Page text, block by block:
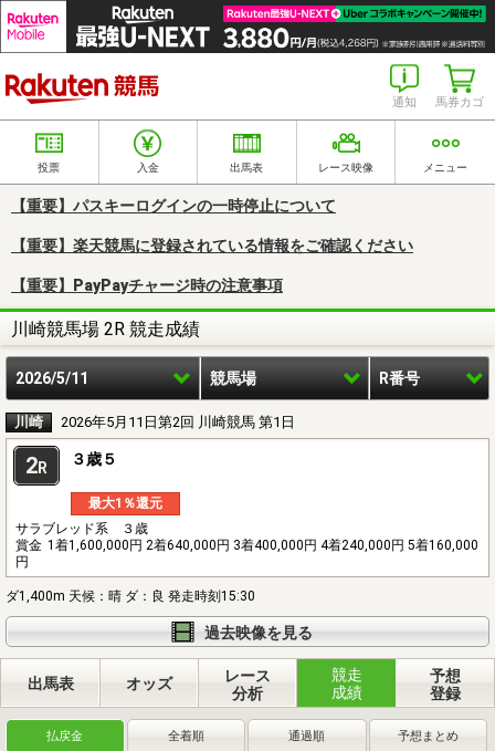
馬券カゴ
通知
投票 入金 出馬表 レース映像 メニュー
【重要】パスキーログインの一時停止について
【重要】楽天競馬に登録されている情報をご確認ください
【重要】PayPayチャージ時の注意事項
川崎競馬場 2R 競走成績
2026/5/11 競馬場 R番号
川崎 2026年5月11日第2回 川崎競馬 第1日
2R ３歳５
最大1％還元
サラブレッド系 ３歳
賞金 1着1,600,000円 2着640,000円 3着400,000円 4着240,000円 5着160,000
円
ダ1,400m 天候：晴 ダ：良 発走時刻15:30
過去映像を見る
出馬表 オッズ
レース
分析
競走
成績
予想
登録
払戻金 全着順 通過順 予想まとめ